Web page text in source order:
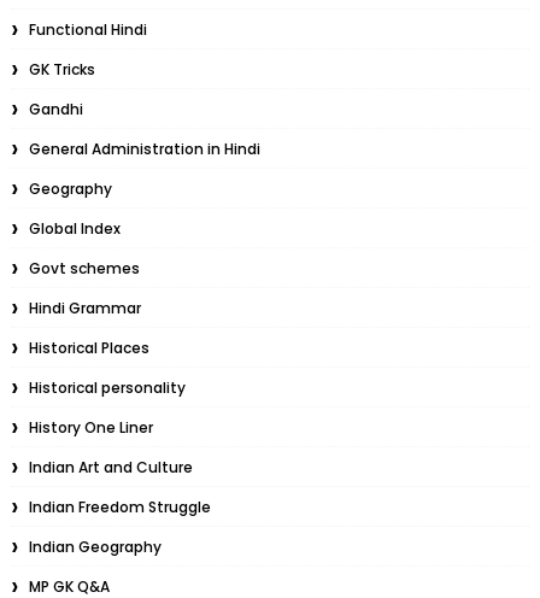
Functional Hindi
GK Tricks
Gandhi
General Administration in Hindi
Geography
Global Index
Govt schemes
Hindi Grammar
Historical Places
Historical personality
History One Liner
Indian Art and Culture
Indian Freedom Struggle
Indian Geography
MP GK Q&A